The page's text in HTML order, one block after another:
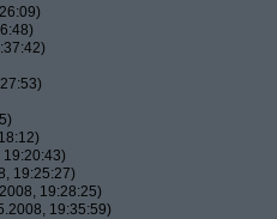
19:25:27)
19:28:25)
19:35:59)